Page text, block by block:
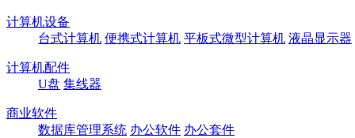
计算机设备
台式计算机 便携式计算机 平板式微型计算机 液晶显示器
计算机配件
U盘 集线器
商业软件
数据库管理系统 办公软件 办公套件